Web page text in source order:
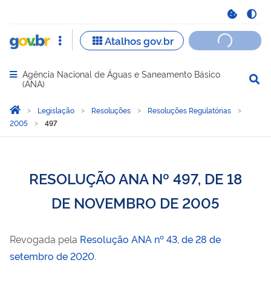
Abrir menu principal de navegação
Agência Nacional de Águas e Saneamento Básico
(ANA)
Você está aqui:
Página Inicial
Legislação Resoluções
Resoluções Regulatórias
2005
497
RESOLUÇÃO ANA Nº 497, DE 18
DE NOVEMBRO DE 2005
Revogada pela Resolução ANA nº 43, de 28 de
setembro de 2020.